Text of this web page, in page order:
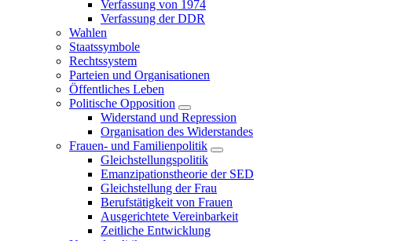
Verfassung von 1974
Verfassung der DDR
Wahlen
Staatssymbole
Rechtssystem
Parteien und Organisationen
Öffentliches Leben
Politische Opposition
Widerstand und Repression
Organisation des Widerstandes
Frauen- und Familienpolitik
Gleichstellungspolitik
Emanzipationstheorie der SED
Gleichstellung der Frau
Berufstätigkeit von Frauen
Ausgerichtete Vereinbarkeit
Zeitliche Entwicklung